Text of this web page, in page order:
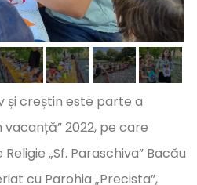
și creștin este parte a
vacanță” 2022, pe care
„Sf. Paraschiva” Bacău
cu Parohia „Precista”,